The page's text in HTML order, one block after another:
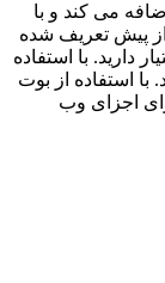
می‌ کند و با
از پیش‌ تعریف شده
دارید. با استفاده
استفاده از بوت
اجزای وب‌